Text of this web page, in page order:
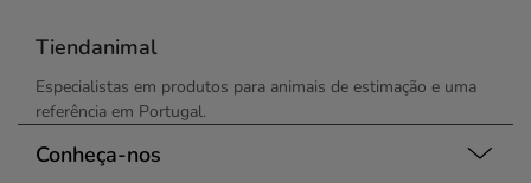
Tiendanimal
Especialistas em produtos para animais de estimação e uma
referência em Portugal.
Conheça-nos